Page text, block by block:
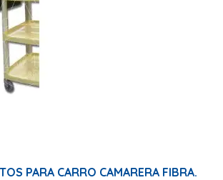
PARA CARRO CAMARERA FIBRA.